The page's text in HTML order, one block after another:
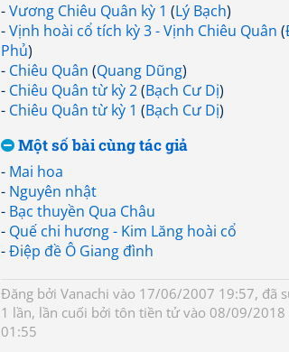
-Vương Chiêu Quân kỳ 1 (Lý Bạch)
-Vịnh hoài cổ tích kỳ 3 - Vịnh Chiêu Quân (
Phủ)
- Chiêu Quân (Quang Dũng)
- Chiêu Quân từ kỳ 2(Bạch Cư Dị)
- Chiêu Quân từ kỳ 1 (Bạch Cư Dị)
Một số bài cùng tác giả
- Mai hoa
- Nguyên nhật
- Bạc thuyền Qua Châu
- Quế chi hương - Kim Lăng hoài cổ
-Điệp đề Ô Giang đình
Đăng bởi Vanachi vào 17/06/2007 19:57, đã
1 lần, lần cuối bởi tôn tiền tửvào 08/09/2018
01:55